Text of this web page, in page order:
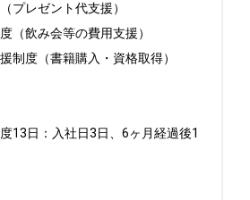
プレゼント代支援）
（飲み会等の費用支援）
制度（書籍購入・資格取得）
13日：入社日3日、6ヶ月経過後1